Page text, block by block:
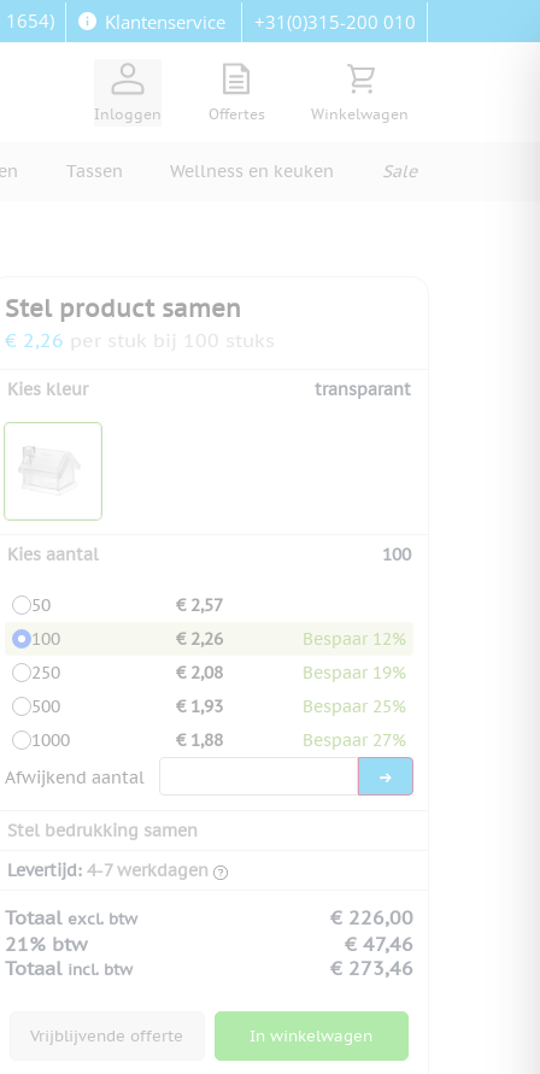
1654) Klantenservice +31(0)315-200 010
Inloggen
View quote, Quote is empty
Offertes
Bekijk winkelwagen,
Winkelwagen
Tassen Wellness en keuken Sale
Stel product samen
€ 2,26 per stuk bij 100 stuks
Kies kleur transparant
Kies aantal 100
50
€ 2,57
100
€ 2,26
Bespaar 12%
250
€ 2,08
Bespaar 19%
500
€ 1,93
Bespaar 25%
1000
€ 1,88
Bespaar 27%
Afwijkend aantal
Stel bedrukking samen
Levertijd: 4-7 werkdagen
Totaal excl. btw
€ 226,00
21% btw
€ 47,46
Totaal incl. btw € 273,46
Vrijblijvende offerte In winkelwagen